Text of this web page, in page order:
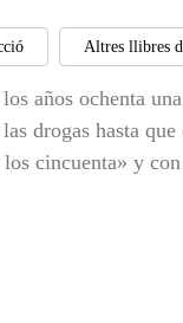
Altres llibres
años ochenta
drogas hasta
cincuenta» y